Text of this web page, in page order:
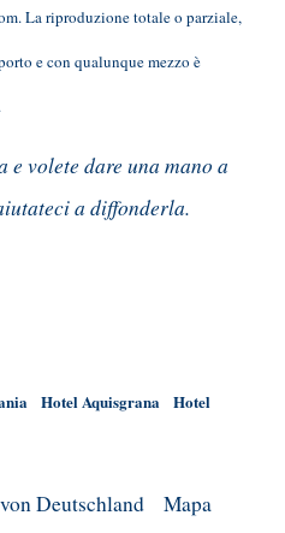
La riproduzione totale o parziale,
e con qualunque mezzo è
e volete dare una mano a
a diffonderla.
Hotel Aquisgrana Hotel
Deutschland
Mapa